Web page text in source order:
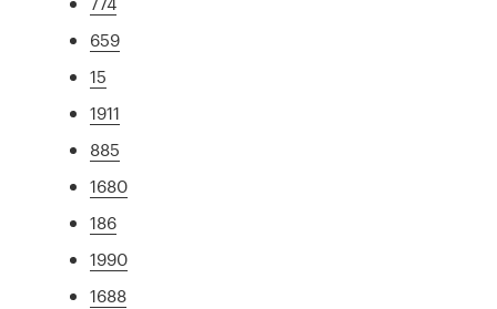
659
15
1911
885
1680
186
1990
1688